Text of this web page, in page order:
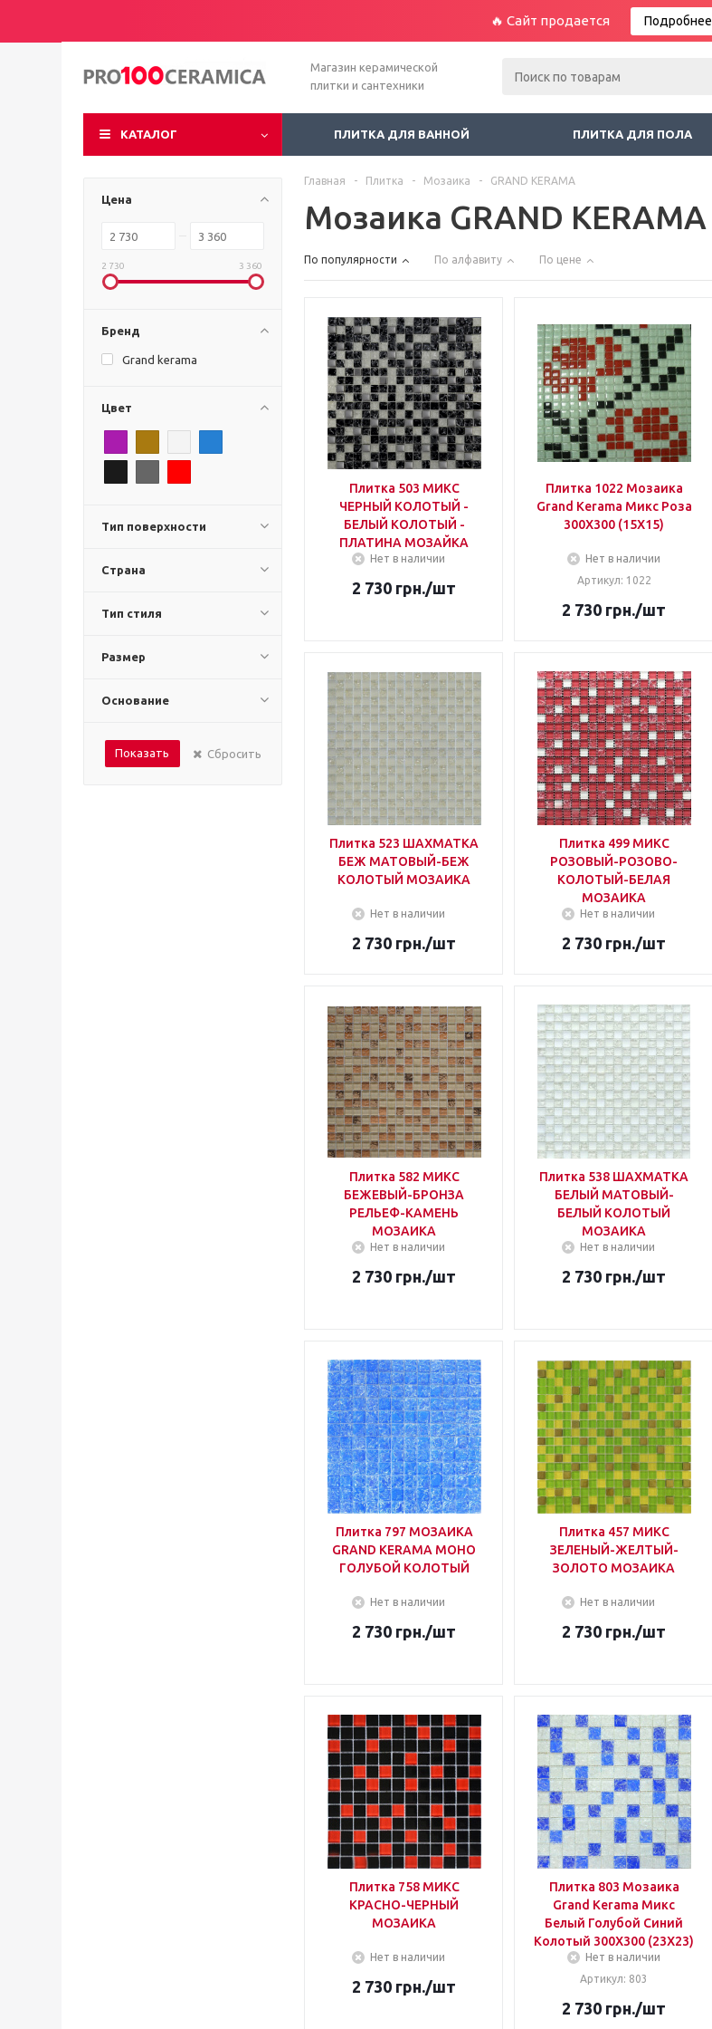
🔥 Сайт продается Подробнее
Магазин керамической
плитки и сантехники
КАТАЛОГ ПЛИТКА ДЛЯ ВАННОЙ ПЛИТКА ДЛЯ ПОЛА
Цена
2 730 3 360
Бренд
Grand kerama
Цвет
Тип поверхности
Страна
Тип стиля
Размер
Основание
Показать Сбросить
Главная - Плитка - Мозаика - GRAND KERAMA
Мозаика GRAND KERAMA
По популярности По алфавиту По цене
Плитка 503 МИКС
ЧЕРНЫЙ КОЛОТЫЙ -
БЕЛЫЙ КОЛОТЫЙ -
ПЛАТИНА МОЗАЙКА
Нет в наличии
2 730 грн./шт
Плитка 1022 Мозаика
Grand Kerama Микс Роза
300Х300 (15Х15)
Нет в наличии
Артикул: 1022
2 730 грн./шт
Плитка 523 ШАХМАТКА
БЕЖ МАТОВЫЙ-БЕЖ
КОЛОТЫЙ МОЗАИКА
Нет в наличии
2 730 грн./шт
Плитка 499 МИКС
РОЗОВЫЙ-РОЗОВО-
КОЛОТЫЙ-БЕЛАЯ
МОЗАИКА
Нет в наличии
2 730 грн./шт
Плитка 582 МИКС
БЕЖЕВЫЙ-БРОНЗА
РЕЛЬЕФ-КАМЕНЬ
МОЗАИКА
Нет в наличии
2 730 грн./шт
Плитка 538 ШАХМАТКА
БЕЛЫЙ МАТОВЫЙ-
БЕЛЫЙ КОЛОТЫЙ
МОЗАИКА
Нет в наличии
2 730 грн./шт
Плитка 797 МОЗАИКА
GRAND KERAMA МОНО
ГОЛУБОЙ КОЛОТЫЙ
Нет в наличии
2 730 грн./шт
Плитка 457 МИКС
ЗЕЛЕНЫЙ-ЖЕЛТЫЙ-
ЗОЛОТО МОЗАИКА
Нет в наличии
2 730 грн./шт
Плитка 758 МИКС
КРАСНО-ЧЕРНЫЙ
МОЗАИКА
Нет в наличии
2 730 грн./шт
Плитка 803 Мозаика
Grand Kerama Микс
Белый Голубой Синий
Колотый 300Х300 (23Х23)
Нет в наличии
Артикул: 803
2 730 грн./шт